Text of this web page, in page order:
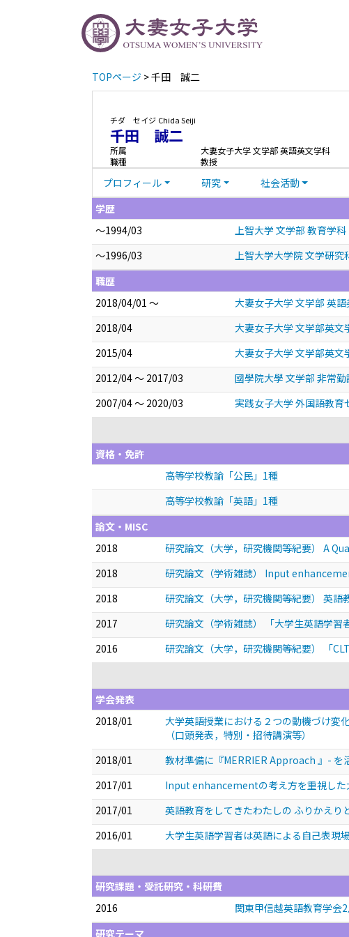
TOPページ > 千田 誠二
チダ セイジ Chida Seiji
千田 誠二
所属
大妻女子大学 文学部 英語英文学科
職種
教授
プロフィール 研究
社会活動
学歴
～1994/03
上智大学 文学部 教育学科
～1996/03
上智大学大学院 文学研
職歴
2018/04/01 ～
大妻女子大学 文学部 英
2018/04
大妻女子大学 文学部英文
2015/04
大妻女子大学 文学部英文
2012/04 ～ 2017/03
國學院大學 文学部 非常勤
2007/04 ～ 2020/03
実践女子大学 外国語教育
資格・免許
高等学校教諭「公民」1種
高等学校教諭「英語」1種
論文・MISC
2018
研究論文（大学，研究機関等紀要） A
2018
研究論文（学術雑誌） Input
2018
研究論文（大学，研究機関等紀要） 英
2017
研究論文（学術雑誌） 「大学生英語学
2016
研究論文（大学，研究機関等紀要） 「
学会発表
2018/01
大学英語授業における２つの動機づけ変
（口頭発表，特別・招待講演等）
2018/01
教材準備に『MERRIER Approach 』- を
2017/01
Input enhancementの考え方を重視した
2017/01
英語教育をしてきたわたしの ふりかえり
2016/01
大学生英語学習者は英語による自己表現
研究課題・受託研究・科研費
2016
関東甲信越英語教育学会
研究テーマ